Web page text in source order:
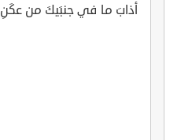
أذابَ ما في جنبَيكَ من عكَنِ